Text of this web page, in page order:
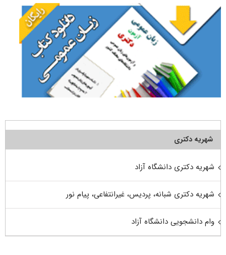
شهریه دکتری
شهریه دکتری دانشگاه آزاد
شهریه دکتری شبانه، پردیس، غیرانتفاعی، پیام نور
وام دانشجویی دانشگاه آزاد